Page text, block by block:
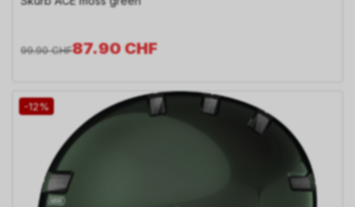
87.90CHF
99.90 CHF
-12%